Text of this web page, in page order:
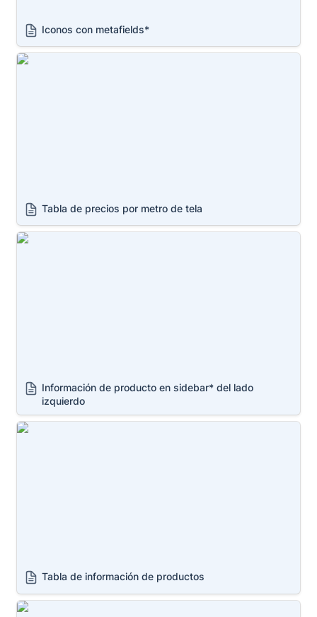
Iconos con metafields*
Tabla de precios por metro de tela
Tabla de precios por metro de tela
Información de producto en sidebar* del lado
Información de producto en sidebar* del lado
izquierdo
Tabla de información de productos
Tabla de información de productos
Zoom en imágenes de producto